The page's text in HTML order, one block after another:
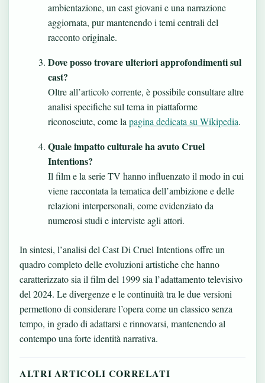
ambientazione, un cast giovani e una narrazione
aggiornata, pur mantenendo i temi centrali del
racconto originale.
Dove posso trovare ulteriori approfondimenti sul
cast?
Oltre all’articolo corrente, è possibile consultare altre
analisi specifiche sul tema in piattaforme
riconosciute, come la pagina dedicata su Wikipedia.
Quale impatto culturale ha avuto Cruel
Intentions?
Il film e la serie TV hanno influenzato il modo in cui
viene raccontata la tematica dell’ambizione e delle
relazioni interpersonali, come evidenziato da
numerosi studi e interviste agli attori.
In sintesi, l’analisi del Cast Di Cruel Intentions offre un
quadro completo delle evoluzioni artistiche che hanno
caratterizzato sia il film del 1999 sia l’adattamento televisivo
del 2024. Le divergenze e le continuità tra le due versioni
permettono di considerare l’opera come un classico senza
tempo, in grado di adattarsi e rinnovarsi, mantenendo al
contempo una forte identità narrativa.
ALTRI ARTICOLI CORRELATI